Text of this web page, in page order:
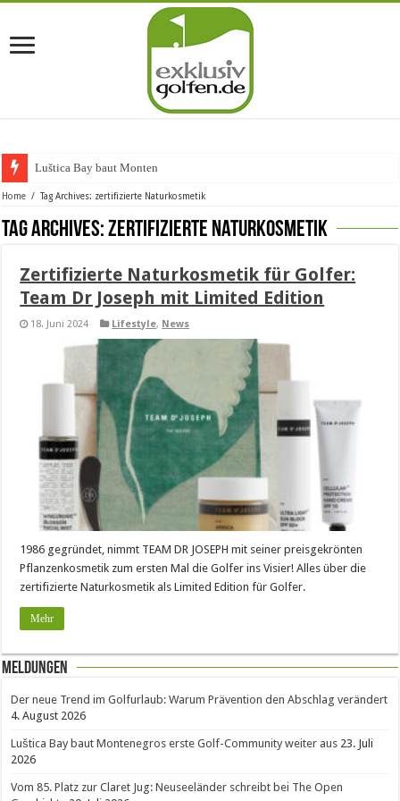
Luštica Bay baut Montenegros
Home / Tag Archives: zertifizierte Naturkosmetik
Tag Archives:zertifizierte Naturkosmetik
Zertifizierte Naturkosmetik für Golfer:
Team Dr Joseph mit Limited Edition
18. Juni 2024 Lifestyle, News
1986 gegründet, nimmt TEAM DR JOSEPH mit seiner preisgekrönten
Pflanzenkosmetik zum ersten Mal die Golfer ins Visier! Alles über die
zertifizierte Naturkosmetik als Limited Edition für Golfer.
Mehr
Meldungen
Der neue Trend im Golfurlaub: Warum Prävention den Abschlag verändert
4. August 2026
Luštica Bay baut Montenegros erste Golf-Community weiter aus 23. Juli
2026
Vom 85. Platz zur Claret Jug: Neuseeländer schreibt bei The Open